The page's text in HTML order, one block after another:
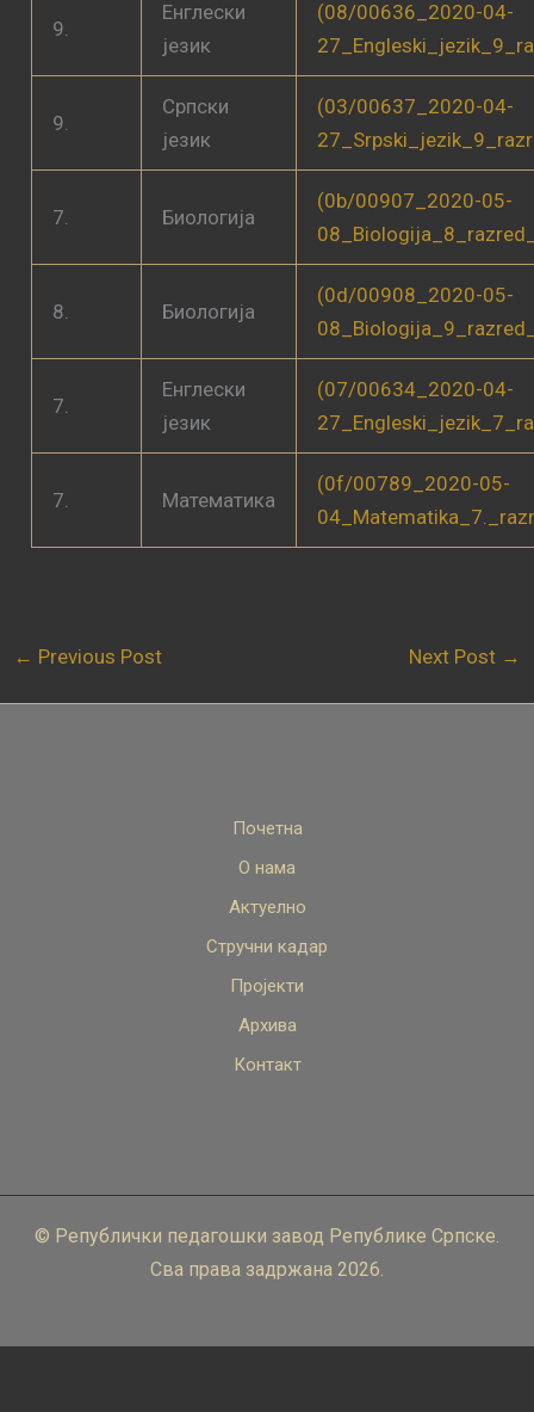
9.
Енглески
језик
(08/00636_2020-04-
9.
Српски
језик
(03/00637_2020-04-
7. Биологија
(0b/00907_2020-05-
8. Биологија
(0d/00908_2020-05-
7.
Енглески
језик
(07/00634_2020-04-
7. Математика
(0f/00789_2020-05-
← Previous Post Next Post →
Почетна
О нама
Актуелно
Стручни кадар
Пројекти
Архива
Контакт
© Републички педагошки завод Републике Српске.
Сва права задржана 2026.